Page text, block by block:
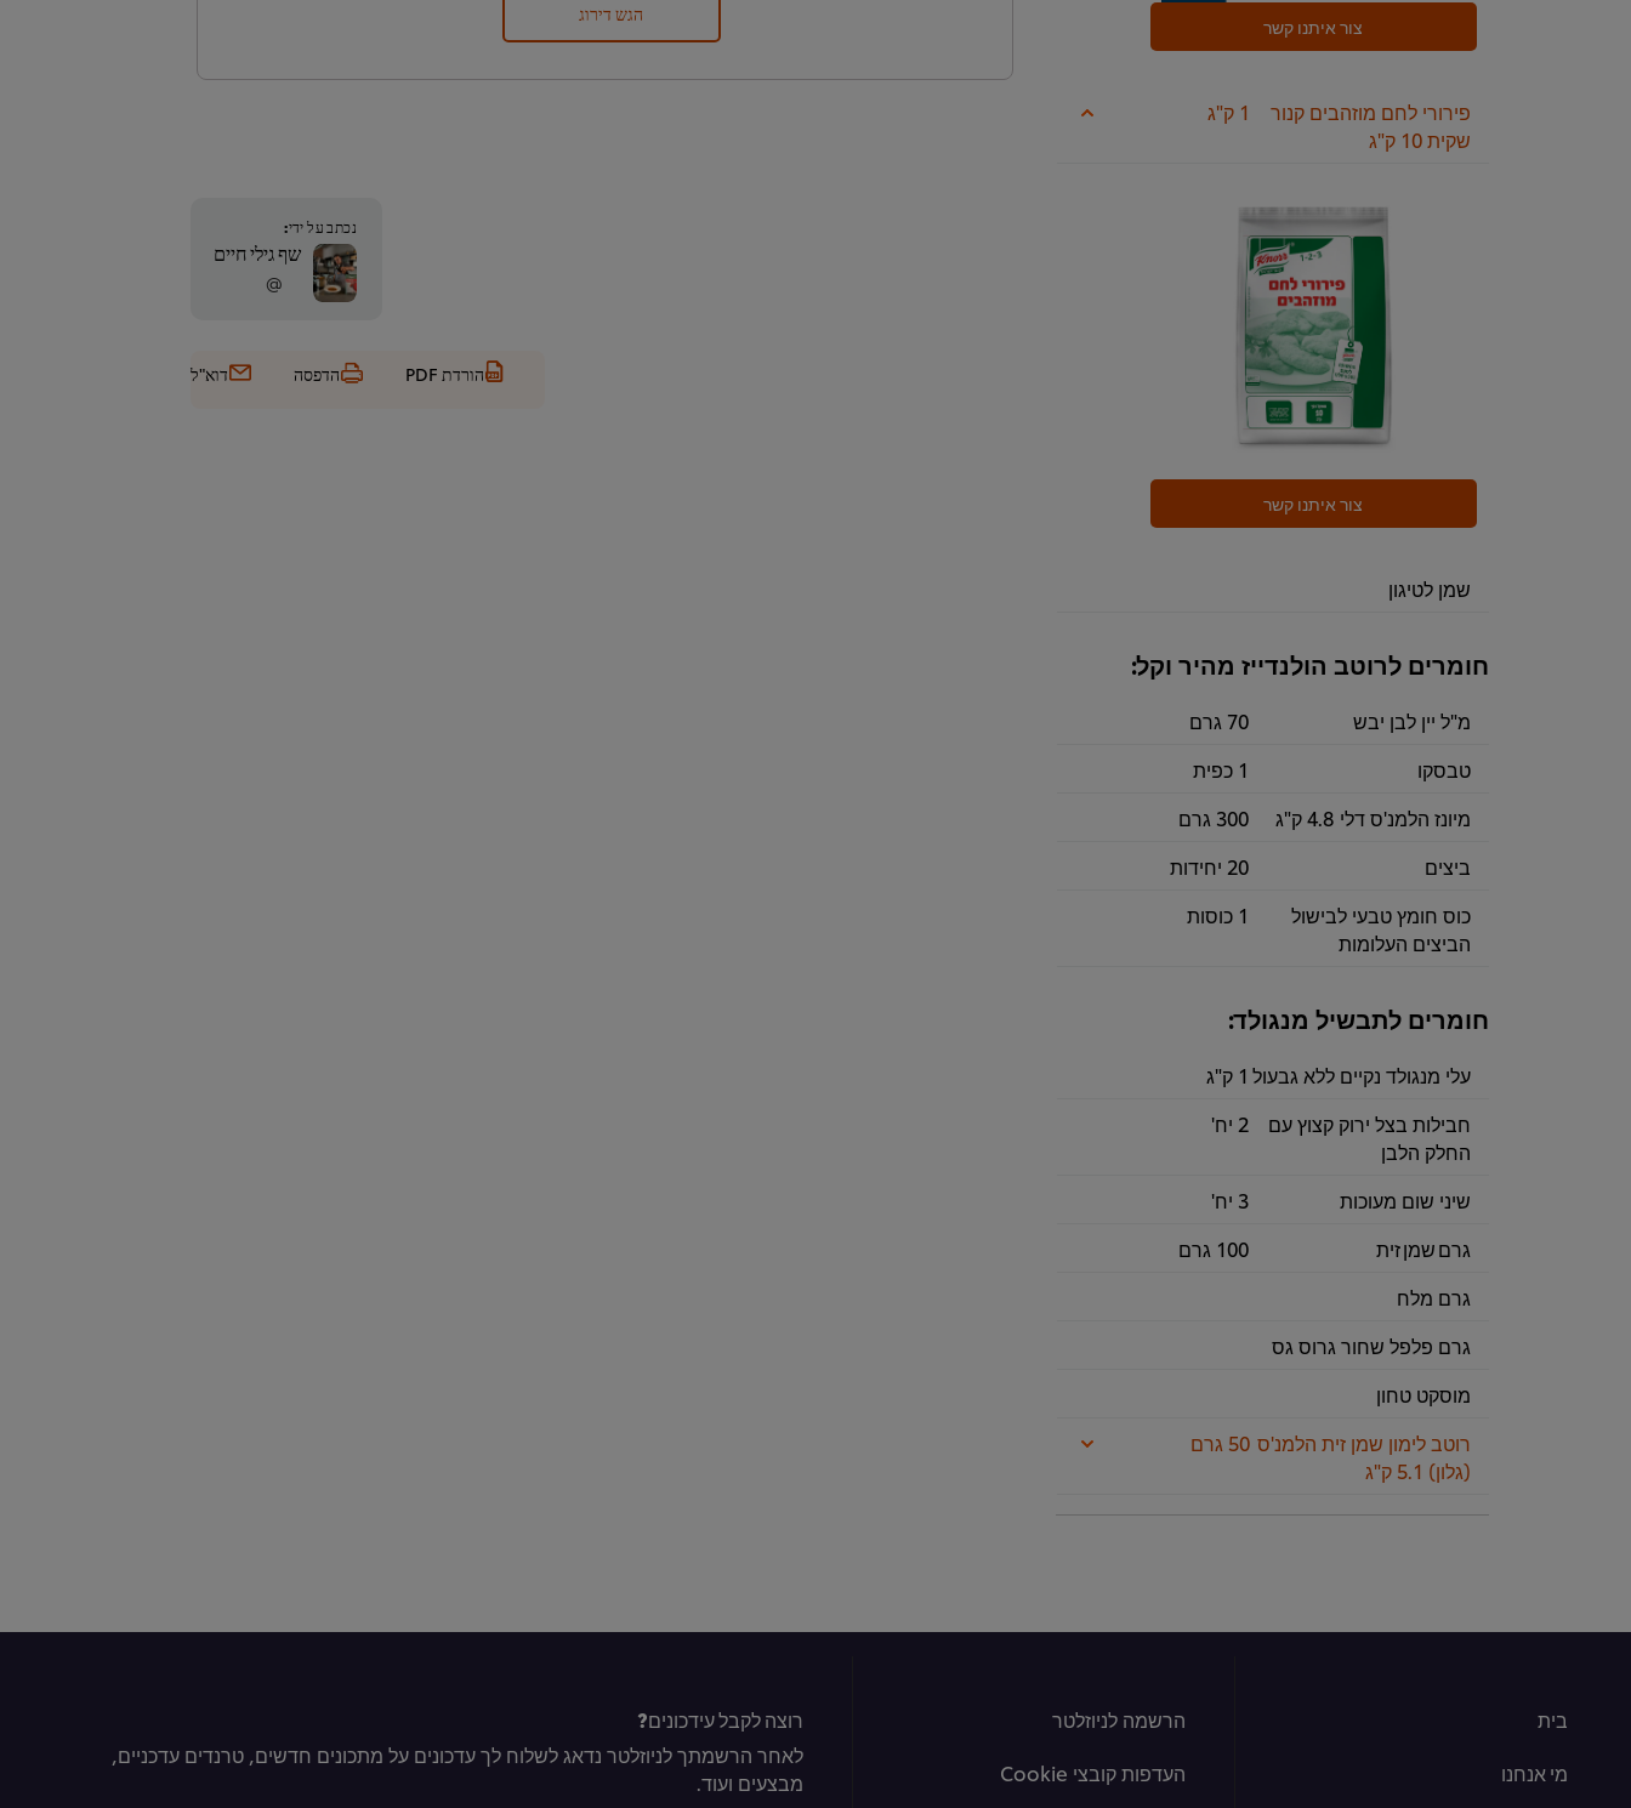
צור איתנו קשר
פירורי לחם מוזהבים קנור
שקית 10 ק"ג
1 ק"ג
צור איתנו קשר
שמן לטיגון
חומרים לרוטב הולנדייז מהיר וקל:
מ"ל יין לבן יבש
70 גרם
טבסקו
1 כפית
מיונז הלמנ'ס דלי 4.8 ק"ג
300 גרם
ביצים
20 יחידות
כוס חומץ טבעי לבישול
הביצים העלומות
1 כוסות
חומרים לתבשיל מנגולד:
עלי מנגולד נקיים ללא גבעול 1 ק"ג
חבילות בצל ירוק קצוץ עם
החלק הלבן
2 יח'
שיני שום מעוכות
3 יח'
גרם שמן זית
100 גרם
גרם מלח
גרם פלפל שחור גרוס גס
מוסקט טחון
רוטב לימון שמן זית הלמנ'ס
(גלון) 5.1 ק"ג
50 גרם
הגש דירוג
נכתב על ידי:
שף גילי חיים
@
הורדת PDF הדפסה דוא"ל
בית
מי אנחנו
הרשמה לניוזלטר
העדפות קובצי Cookie
רוצה לקבל עידכונים?
לאחר הרשמתך לניוזלטר נדאג לשלוח לך עדכונים על מתכונים חדשים, טרנדים עדכניים,
מבצעים ועוד.